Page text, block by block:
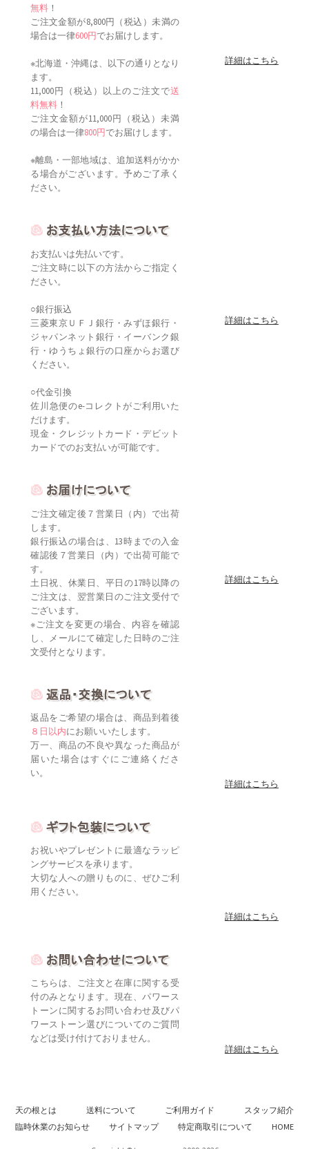
無料 ！
ご注文金額が8,800円（税込）未満の
場合は一律600円でお届けします。
※北海道・沖縄は、以下の通りとなり
ます。
11,000円（税込）以上のご注文で送
料無料 ！
ご注文金額が11,000円（税込）未満
の場合は一律800円でお届けします。
※離島・一部地域は、追加送料がかか
る場合がございます。予めご了承く
ださい。
詳細はこちら
お支払いは先払いです。
ご注文時に以下の方法からご指定く
ださい。
○銀行振込
三菱東京ＵＦＪ銀行・みずほ銀行・
ジャパンネット銀行・イーバンク銀
行・ゆうちょ銀行の口座からお選び
ください。
○代金引換
佐川急便のe-コレクトがご利用いた
だけます。
現金・クレジットカード・デビット
カードでのお支払いが可能です。
詳細はこちら
ご注文確定後７営業日（内）で出荷
します。
銀行振込の場合は、13時までの入金
確認後７営業日（内）で出荷可能で
す。
土日祝、休業日、平日の17時以降の
ご注文は、翌営業日のご注文受付で
ございます。
※ご注文を変更の場合、内容を確認
し、メールにて確定した日時のご注
文受付となります。
詳細はこちら
返品をご希望の場合は、商品到着後
８日以内にお願いいたします。
万一、商品の不良や異なった商品が
届いた場合はすぐにご連絡くださ
い。
詳細はこちら
お祝いやプレゼントに最適なラッピ
ングサービスを承ります。
大切な人への贈りものに、ぜひご利
用ください。
詳細はこちら
こちらは、ご注文と在庫に関する受
付のみとなります。現在、パワース
トーンに関するお問い合わせ及びパ
ワーストーン選びについてのご質問
などは受け付けておりません。
詳細はこちら
天の根とは 送料について ご利用ガイド
スタッフ紹介
臨時休業のお知らせ
サイトマップ 特定商取引について HOME